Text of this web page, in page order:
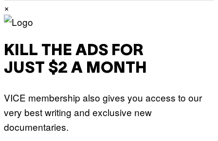
×
KILL THE ADS FOR
JUST $2 A MONTH
VICE membership also gives you access to our
very best writing and exclusive new
documentaries.